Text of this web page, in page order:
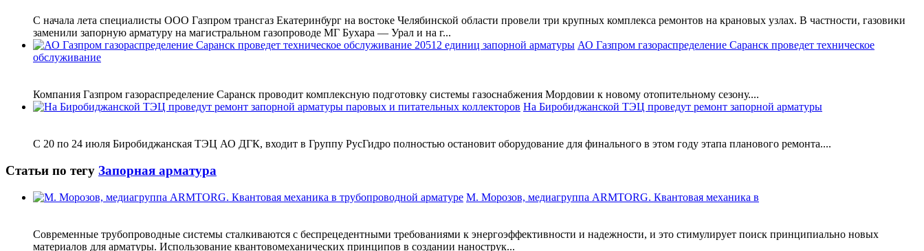
С начала лета специалисты ООО Газпром трансгаз Екатеринбург на востоке Челябинской области провели три крупных комплекса ремонтов на крановых узлах. В частности, газовики
заменили запорную арматуру на магистральном газопроводе МГ Бухара — Урал и на г...
АО Газпром газораспределение Саранск проведет техническое
обслуживание
Компания Газпром газораспределение Саранск проводит комплексную подготовку системы газоснабжения Мордовии к новому отопительному сезону....
На Биробиджанской ТЭЦ проведут ремонт запорной арматуры
С 20 по 24 июля Биробиджанская ТЭЦ АО ДГК, входит в Группу РусГидро полностью остановит оборудование для финального в этом году этапа планового ремонта....
Статьи по тегу Запорная арматура
М. Морозов, медиагруппа ARMTORG. Квантовая механика в
Современные трубопроводные системы сталкиваются с беспрецедентными требованиями к энергоэффективности и надежности, и это стимулирует поиск принципиально новых
материалов для арматуры. Использование квантовомеханических принципов в создании нанострук...